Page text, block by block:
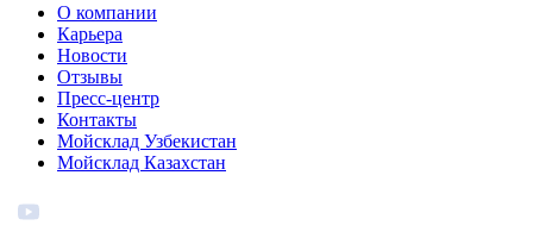
О компании
Карьера
Новости
Отзывы
Пресс-центр
Контакты
Мойсклад Узбекистан
Мойсклад Казахстан